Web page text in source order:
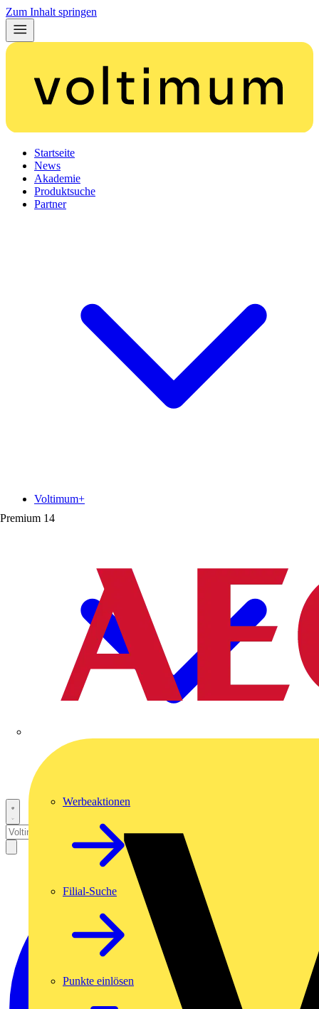
Zum Inhalt springen
Startseite
News
Akademie
Produktsuche
Partner
Premium 14
Voltimum+
Werbeaktionen
Filial-Suche
Punkte einlösen